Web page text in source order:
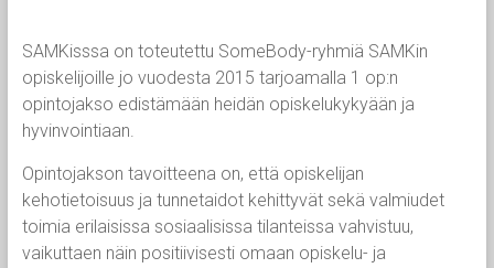
SAMKisssa on toteutettu SomeBody-ryhmiä SAMKin
opiskelijoille jo vuodesta 2015 tarjoamalla 1 op:n
opintojakso edistämään heidän opiskelukykyään ja
hyvinvointiaan.
Opintojakson tavoitteena on, että opiskelijan
kehotietoisuus ja tunnetaidot kehittyvät sekä valmiudet
toimia erilaisissa sosiaalisissa tilanteissa vahvistuu,
vaikuttaen näin positiivisesti omaan opiskelu- ja